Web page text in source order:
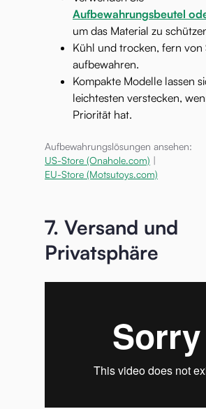
Aufbewahrungsbeutel
um das Material zu
Kühl und trocken, fern von
aufbewahren.
Kompakte Modelle lassen
leichtesten verstecken,
Priorität hat.
Aufbewahrungslösungen ansehen:
US-Store (Onahole.com) |
EU-Store (Motsutoys.com)
7. Versand und
Privatsphäre